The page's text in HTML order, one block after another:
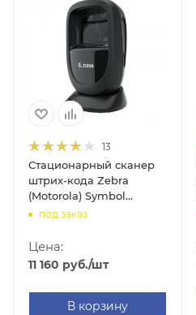
13
Стационарный сканер
штрих-кода Zebra
(Motorola) Symbol
DS9308 (2D, USB,
под заказ
Цена:
11 160 руб./шт
В корзину